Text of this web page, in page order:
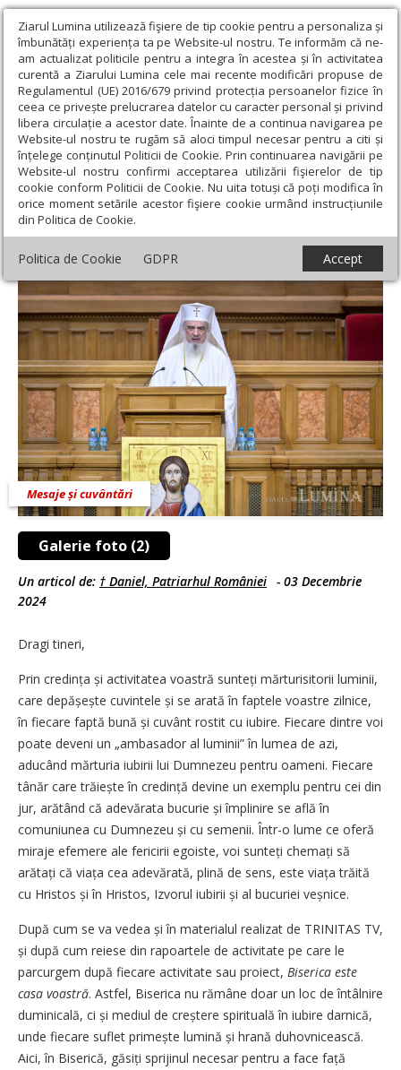
Ziarul Lumina utilizează fişiere de tip cookie pentru a personaliza și
îmbunătăți experiența ta pe Website-ul nostru. Te informăm că ne-
am actualizat politicile pentru a integra în acestea și în activitatea
curentă a Ziarului Lumina cele mai recente modificări propuse de
Regulamentul (UE) 2016/679 privind protecția persoanelor fizice în
ceea ce privește prelucrarea datelor cu caracter personal și privind
libera circulație a acestor date. Înainte de a continua navigarea pe
Website-ul nostru te rugăm să aloci timpul necesar pentru a citi și
înțelege conținutul Politicii de Cookie. Prin continuarea navigării pe
Website-ul nostru confirmi acceptarea utilizării fişierelor de tip
cookie conform Politicii de Cookie. Nu uita totuși că poți modifica în
orice moment setările acestor fişiere cookie urmând instrucțiunile
din Politica de Cookie.
Politica de Cookie GDPR Accept
Ziarul Lumina › Actualitate religioasă › Mesaje și cuvântări ›
Tinerii rugători și activi în Biserică sunt lumină și bucurie pentru
comunitate
Tinerii rugători și activi în Biserică sunt
lumină și bucurie pentru comunitate
Galerie foto (2)
Mesaje și cuvântări
Un articol de: † Daniel, Patriarhul României - 03 Decembrie
2024
Dragi tineri,
Prin credința și activitatea voastră sunteți mărturisitorii luminii,
care depășește cuvintele și se arată în faptele voastre zilnice,
în fiecare faptă bună și cuvânt rostit cu iubire. Fiecare dintre voi
poate deveni un „ambasador al luminii” în lumea de azi,
aducând mărturia iubirii lui Dumnezeu pentru oameni. Fiecare
tânăr care trăiește în credință devine un exemplu pentru cei din
jur, arătând că adevărata bucurie și împlinire se află în
comuniunea cu Dumnezeu și cu semenii. Într-o lume ce oferă
miraje efemere ale fericirii egoiste, voi sunteți chemați să
arătați că viața cea adevărată, plină de sens, este viața trăită
cu Hristos și în Hristos, Izvorul iubirii și al bucuriei veșnice.
După cum se va vedea și în materialul realizat de TRINITAS TV,
și după cum reiese din rapoartele de activitate pe care le
parcurgem după fiecare activitate sau proiect, Biserica este
casa voastră. Astfel, Biserica nu rămâne doar un loc de întâlnire
duminicală, ci și mediul de creștere spirituală în iubire darnică,
unde fiecare suflet primește lumină și hrană duhovnicească.
Aici, în Biserică, găsiți sprijinul necesar pentru a face față